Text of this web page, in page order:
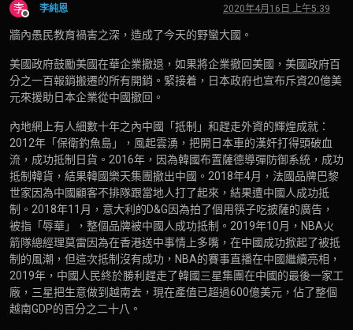
李
離線
李純恩 2020年4月16日 上午5:39
牆內愚民教育禍害之深，造成了今天的野蠻大國。
美國政府鼓勵美國在華企業撤退，如果將企業撤回美國，美國政府百
分之一百報銷搬遷的所有開銷。緊接着，日本政府也宣布斥資20億美
元來援助日本企業從中國撤回。
內地網上有人細數十年之內中國「抵制」和趕走外資的輝煌成就：
2012年「保衛釣魚島」，風起雲湧，把開日本車的漢奸打得頭破血
流，成功抵制日貨。2016年，因為韓國布置薩德導彈防御系統，成功
抵制韓貨，結果韓國樂天集團撤出中國。2018年4月，法國品牌巴黎
世家因為中國顧客不排隊跟當地人打了起來，結果遭中國人成功抵
制。2018年11月，意大利的D&G因為拍了個用筷子吃披薩的廣告，
被指「辱華」，整個品牌被中國人成功抵制。2019年10月，NBA火
箭隊總經理莫雷因為在香港送中事情上多嘴，在中國成功掀起了被抵
制的風潮，但這次抵制沒有成功，NBA的賽事直播在中國繼續亮相，
2019年，中國人民終於勝利趕走了韓國三星集團在中國的最後一家工
廠，三星把生意做到越南去，現在產值已超過600億美元，佔了整個
越南GDP的百分之二十八。